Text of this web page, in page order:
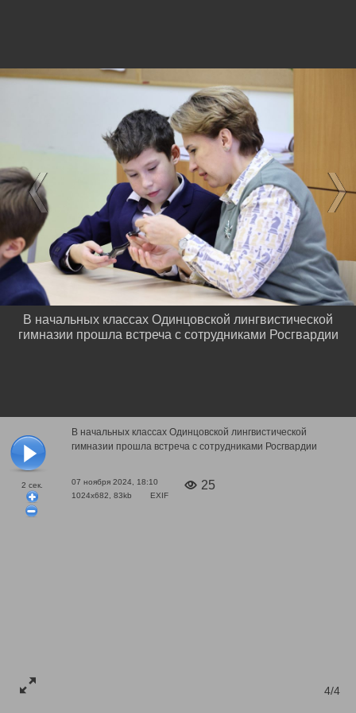
2 сек.
В начальных классах Одинцовской лингвистической
гимназии прошла встреча с сотрудниками Росгвардии
07 ноября 2024, 18:10
1024x682, 83kb
EXIF
25
4/4
В начальных классах Одинцовской лингвистической
гимназии прошла встреча с сотрудниками Росгвардии